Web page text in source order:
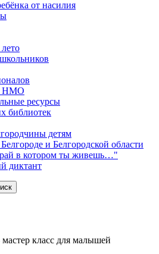
от насилия
НМО
ресурсы
библиотек
детям
и Белгородской области
в котором ты живешь…"
диктант
класс для малышей